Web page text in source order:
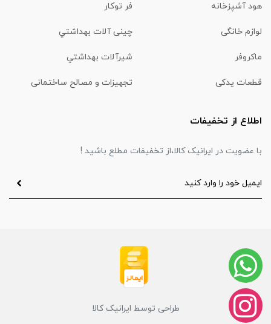
هود آشپزخانه فر توکار
لوازم خانگی چینی آلات بهداشتي
ماكروفر شیرآلات بهداشتي
قطعات یدکی تجهیزات و مصالح ساختمانی
اطلاع از تخفیفات
با عضویت در ایرانیک کالا،از تخفیفات مطلع باشید !
طراحی توسط ایرانیک کالا